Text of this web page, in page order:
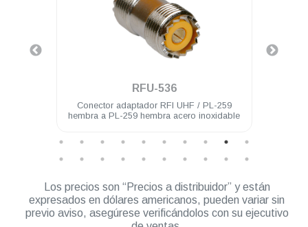
RFU-536
Conector adaptador RFI UHF / PL-259
hembra a PL-259 hembra acero inoxidable
Los precios son “Precios a distribuidor” y están
expresados en dólares americanos, pueden variar sin
previo aviso, asegúrese verificándolos con su ejecutivo